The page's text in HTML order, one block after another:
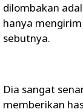
dilombakan
hanya
sebutnya.
Dia sangat
memberikan